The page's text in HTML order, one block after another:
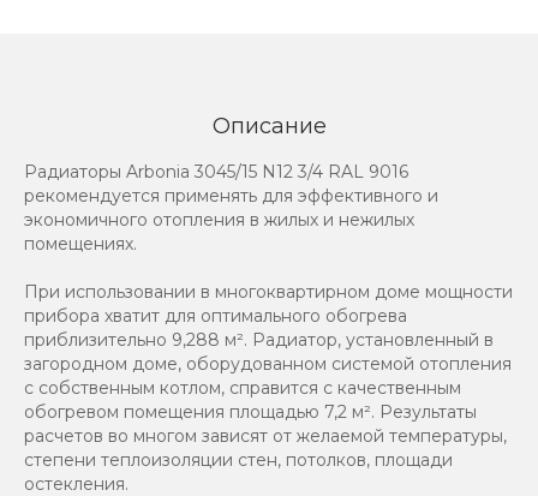
Описание
Радиаторы Arbonia 3045/15 N12 3/4 RAL 9016
рекомендуется применять для эффективного и
экономичного отопления в жилых и нежилых
помещениях.
При использовании в многоквартирном доме мощности
прибора хватит для оптимального обогрева
приблизительно 9,288 м². Радиатор, установленный в
загородном доме, оборудованном системой отопления
с собственным котлом, справится с качественным
обогревом помещения площадью 7,2 м². Результаты
расчетов во многом зависят от желаемой температуры,
степени теплоизоляции стен, потолков, площади
остекления.